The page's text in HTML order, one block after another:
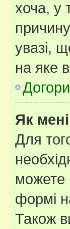
хоча, у
увазі,
на яке
Догори
Як
Для
можете
формі
Також